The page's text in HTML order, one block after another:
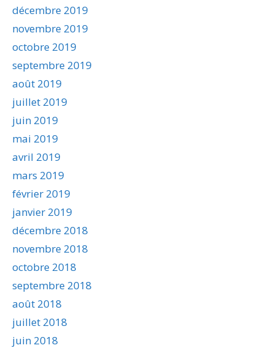
décembre 2019
novembre 2019
octobre 2019
septembre 2019
août 2019
juillet 2019
juin 2019
mai 2019
avril 2019
mars 2019
février 2019
janvier 2019
décembre 2018
novembre 2018
octobre 2018
septembre 2018
août 2018
juillet 2018
juin 2018